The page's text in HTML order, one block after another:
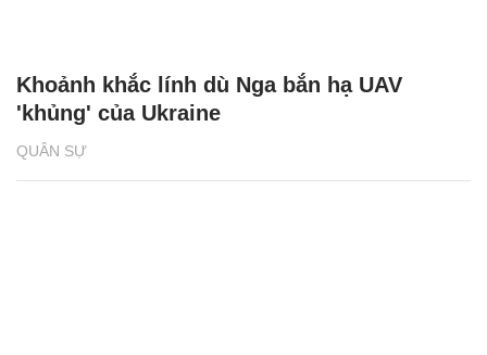
QUÂN SỰ
Khoảnh khắc lính dù Nga bắn hạ UAV
'khủng' của Ukraine